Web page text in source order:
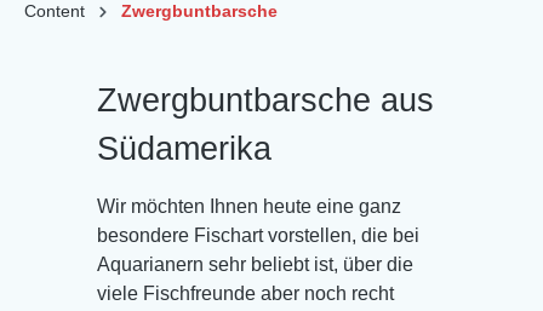
Content Zwergbuntbarsche
Zwergbuntbarsche aus
Südamerika
Wir möchten Ihnen heute eine ganz
besondere Fischart vorstellen, die bei
Aquarianern sehr beliebt ist, über die
viele Fischfreunde aber noch recht